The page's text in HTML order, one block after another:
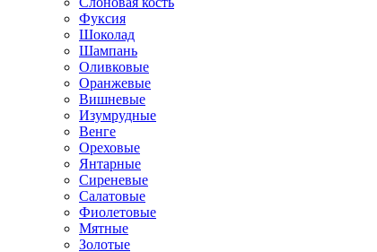
Фуксия
Шоколад
Шампань
Оливковые
Оранжевые
Вишневые
Изумрудные
Венге
Ореховые
Янтарные
Сиреневые
Салатовые
Фиолетовые
Мятные
Золотые